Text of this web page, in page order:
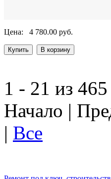
Цена: 4 780.00 руб.
1 - 21 из 465
Начало |
| Все